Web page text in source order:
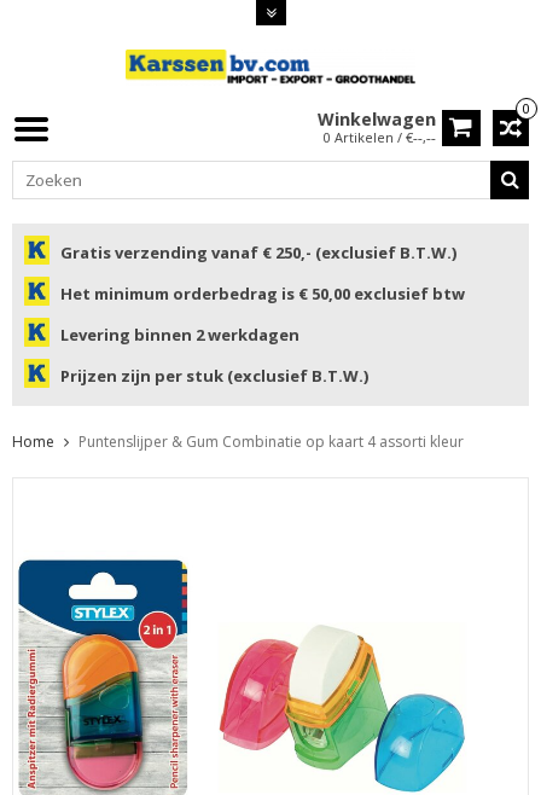
0
Winkelwagen
0 Artikelen / €--,--
Gratis verzending vanaf € 250,- (exclusief B.T.W.)
Het minimum orderbedrag is € 50,00 exclusief btw
Levering binnen 2 werkdagen
Prijzen zijn per stuk (exclusief B.T.W.)
Home Puntenslijper & Gum Combinatie op kaart 4 assorti kleur